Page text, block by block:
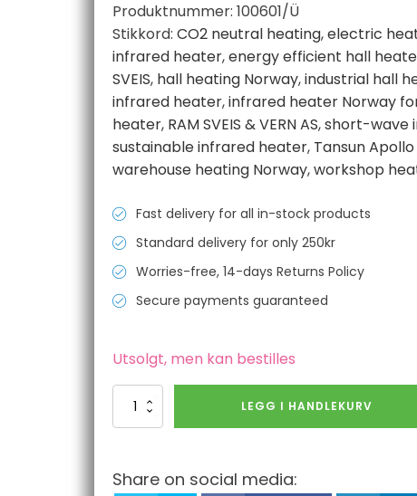
Produktnummer:100601/Ü
Stikkord:CO2 neutral heating,electric
infrared heater,energy efficient hall
SVEIS, hall heating Norway,industrial hall
infrared heater,infrared heater Norway
heater, RAM SVEIS & VERN AS,short-wave
sustainable infrared heater, Tansun
warehouse heating Norway,workshop
Fast delivery for all in-stock products
Standard delivery for only 250kr
Worries-free, 14-days Returns Policy
Secure payments guaranteed
Utsolgt, men kan bestilles
Infrared
2
LEGG I HANDLEKURV
Share on social media: